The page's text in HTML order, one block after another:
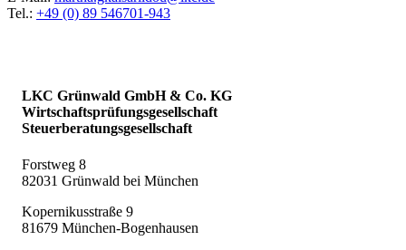
Tel.: +49 (0) 89 546701-943
LKC Grünwald GmbH & Co. KG
Wirtschaftsprüfungsgesellschaft
Steuerberatungsgesellschaft
Forstweg 8
82031 Grünwald bei München
Kopernikusstraße 9
81679 München-Bogenhausen